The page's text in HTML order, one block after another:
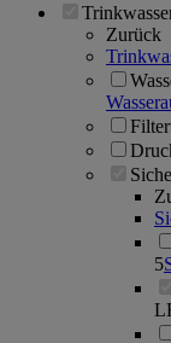
Zurück
5